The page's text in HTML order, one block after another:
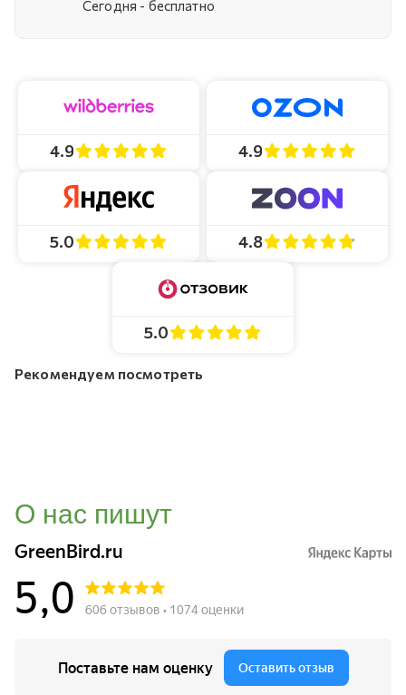
Cегодня - бесплатно
4.9 4.9
5.0 4.8
5.0
Рекомендуем посмотреть
О нас пишут